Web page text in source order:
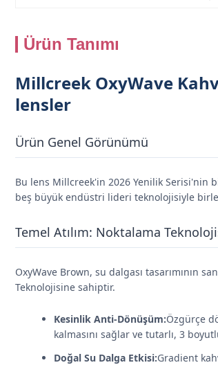
Ürün Tanımı
Millcreek OxyWave
lensler
Ürün Genel Görünümü
Bu lens Millcreek'in 2026 Yenilik Serisi'nin
beş büyük endüstri lideri teknolojisiyle
Temel Atılım: Noktalama
OxyWave Brown, su dalgası tasarımının
Teknolojisine sahiptir.
Kesinlik Anti-Dönüşüm:Özgürçe
kalmasını sağlar ve tutarlı, 3
Doğal Su Dalga Etkisi:Gradient